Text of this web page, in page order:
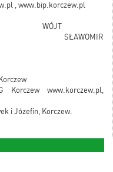
, www.bip.korczew.pl
www.korczew.pl,
i Józefin, Korczew.